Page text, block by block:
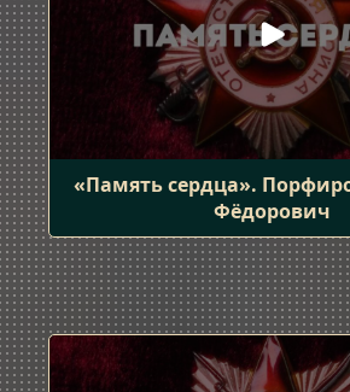
«Память сердца».
Фёдорович